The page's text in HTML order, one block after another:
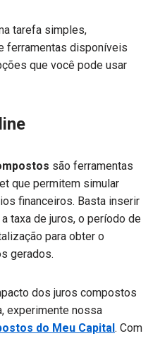
tarefa simples,
ferramentas disponíveis
que você pode usar
são ferramentas
que permitem simular
financeiros. Basta inserir
taxa de juros, o período de
para obter o
gerados.
dos juros compostos
experimente nossa
do Meu Capital . Com